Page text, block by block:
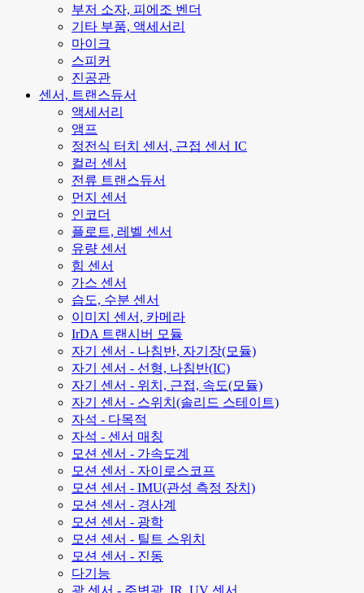
부저 소자, 피에조 벤더
기타 부품, 액세서리
마이크
스피커
진공관
센서, 트랜스듀서
액세서리
앰프
정전식 터치 센서, 근접 센서 IC
컬러 센서
전류 트랜스듀서
먼지 센서
인코더
플로트, 레벨 센서
유량 센서
힘 센서
가스 센서
습도, 수분 센서
이미지 센서, 카메라
IrDA 트랜시버 모듈
자기 센서 - 나침반, 자기장(모듈)
자기 센서 - 선형, 나침반(IC)
자기 센서 - 위치, 근접, 속도(모듈)
자기 센서 - 스위치(솔리드 스테이트)
자석 - 다목적
자석 - 센서 매칭
모션 센서 - 가속도계
모션 센서 - 자이로스코프
모션 센서 - IMU(관성 측정 장치)
모션 센서 - 경사계
모션 센서 - 광학
모션 센서 - 틸트 스위치
모션 센서 - 진동
다기능
광 센서 - 주변광, IR, UV 센서